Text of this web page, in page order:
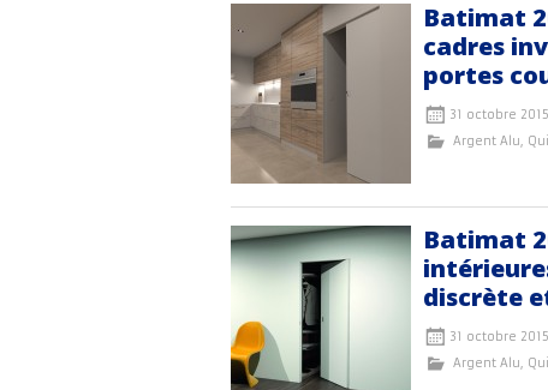
Batimat
cadres
portes
31 octobre 2015
Argent Alu,
Batimat
discrète
31 octobre 2015
Argent Alu,